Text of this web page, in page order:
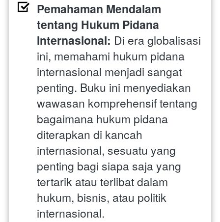
Pemahaman Mendalam
tentang Hukum Pidana
Internasional: Di era globalisasi
ini, memahami hukum pidana
internasional menjadi sangat
penting. Buku ini menyediakan
wawasan komprehensif tentang
bagaimana hukum pidana
diterapkan di kancah
internasional, sesuatu yang
penting bagi siapa saja yang
tertarik atau terlibat dalam
hukum, bisnis, atau politik
internasional.